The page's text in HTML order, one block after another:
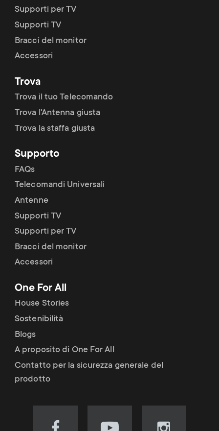
Supporti per TV
Supporti TV
Bracci del monitor
Accessori
Trova
Trova il tuo Telecomando
Trova l'Antenna giusta
Trova la staffa giusta
Supporto
FAQs
Telecomandi Universali
Antenne
Supporti TV
Supporti per TV
Bracci del monitor
Accessori
One For All
House Stories
Sostenibilità
Blogs
A proposito di One For All
Contatto per la sicurezza generale del
prodotto